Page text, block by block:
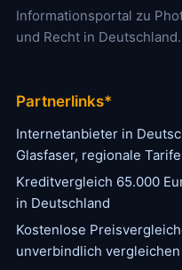
Informationsportal zu
und Recht in
Partnerlinks*
Internetanbieter in
Glasfaser, regionale Tarife
Kreditvergleich 65.000
in Deutschland
Kostenlose
unverbindlich vergleichen